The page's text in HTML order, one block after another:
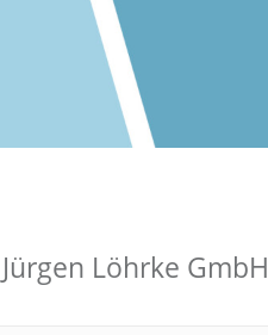
Löhrke GmbH